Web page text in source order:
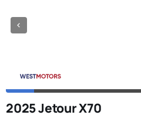
2025 Jetour X70